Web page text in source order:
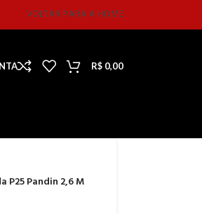
VOLTAR PARA A HOME
R$ 0,00
P25 Pandin 2,6 M